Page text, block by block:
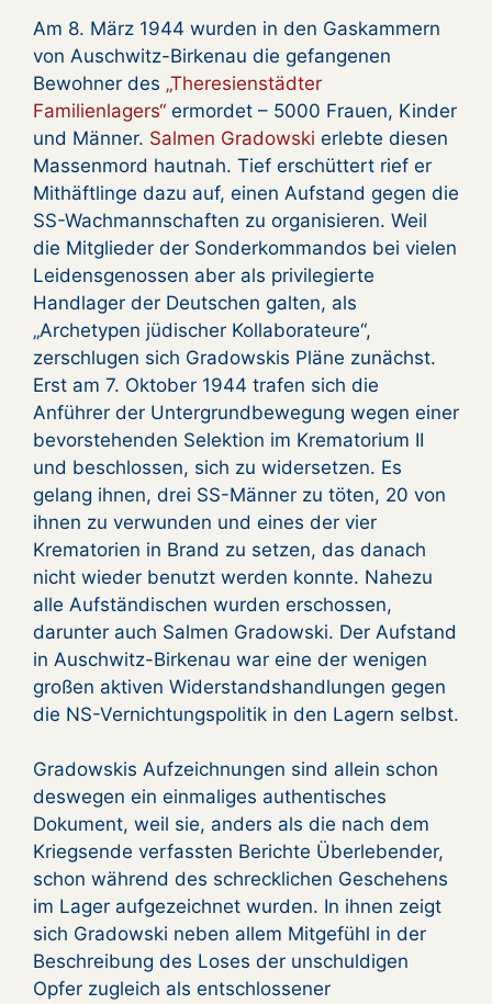
Am 8. März 1944 wurden in den Gaskammern
von Auschwitz-Birkenau die gefangenen
Bewohner des „Theresienstädter
Familienlagers“ ermordet – 5000 Frauen, Kinder
und Männer. Salmen Gradowski erlebte diesen
Massenmord hautnah. Tief erschüttert rief er
Mithäftlinge dazu auf, einen Aufstand gegen die
SS-Wachmannschaften zu organisieren. Weil
die Mitglieder der Sonderkommandos bei vielen
Leidensgenossen aber als privilegierte
Handlager der Deutschen galten, als
„Archetypen jüdischer Kollaborateure“,
zerschlugen sich Gradowskis Pläne zunächst.
Erst am 7. Oktober 1944 trafen sich die
Anführer der Untergrundbewegung wegen einer
bevorstehenden Selektion im Krematorium II
und beschlossen, sich zu widersetzen. Es
gelang ihnen, drei SS-Männer zu töten, 20 von
ihnen zu verwunden und eines der vier
Krematorien in Brand zu setzen, das danach
nicht wieder benutzt werden konnte. Nahezu
alle Aufständischen wurden erschossen,
darunter auch Salmen Gradowski. Der Aufstand
in Auschwitz-Birkenau war eine der wenigen
großen aktiven Widerstandshandlungen gegen
die NS-Vernichtungspolitik in den Lagern selbst.
Gradowskis Aufzeichnungen sind allein schon
deswegen ein einmaliges authentisches
Dokument, weil sie, anders als die nach dem
Kriegsende verfassten Berichte Überlebender,
schon während des schrecklichen Geschehens
im Lager aufgezeichnet wurden. In ihnen zeigt
sich Gradowski neben allem Mitgefühl in der
Beschreibung des Loses der unschuldigen
Opfer zugleich als entschlossener